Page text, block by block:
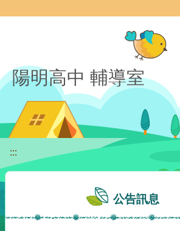
陽明高中 輔導室
:::
公告訊息